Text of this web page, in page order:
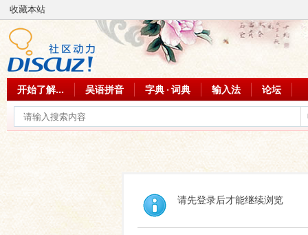
收藏本站
开始了解... 吴语拼音 字典 · 词典 输入法 论坛
请先登录后才能继续浏览